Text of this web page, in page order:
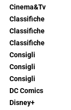
Cinema&Tv
Classifiche
Classifiche
Classifiche
Consigli
Consigli
Consigli
DC Comics
Disney+